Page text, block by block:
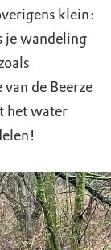
klein:
je wandeling
de Beerze
het water